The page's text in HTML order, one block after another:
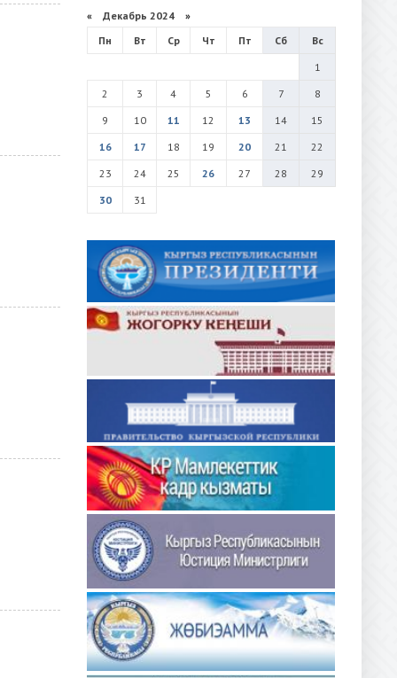
« Декабрь 2024 »
Пн
Вт Ср Чт Пт Сб
Вс
1
2
3 4 5 6 7
8
9
10 11 12 13 14
15
16
17 18 19 20 21
22
23
24 25 26 27 28
29
30
31